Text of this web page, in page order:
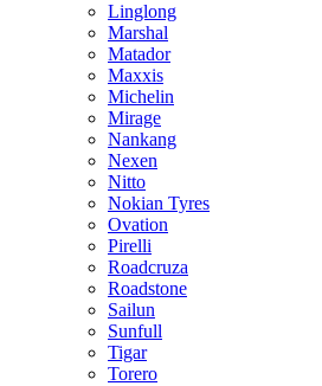
Linglong
Marshal
Matador
Maxxis
Michelin
Mirage
Nankang
Nexen
Nitto
Nokian Tyres
Ovation
Pirelli
Roadcruza
Roadstone
Sailun
Sunfull
Tigar
Torero